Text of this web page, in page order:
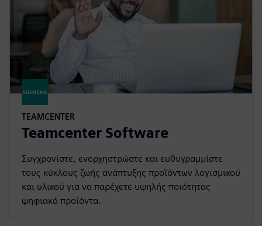
TEAMCENTER
Teamcenter Software
Συγχρονίστε, ενορχηστρώστε και ευθυγραμμίστε
τους κύκλους ζωής ανάπτυξης προϊόντων λογισμικού
και υλικού για να παρέχετε υψηλής ποιότητας
ψηφιακά προϊόντα.